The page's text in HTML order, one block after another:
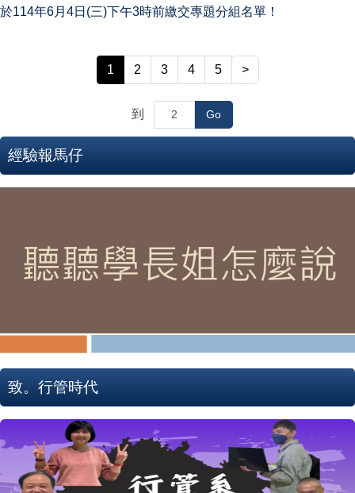
於114年6月4日(三)下午3時前繳交專題分組名單！
1 2 3 4 5 >
到 Go
經驗報馬仔
致。行管時代